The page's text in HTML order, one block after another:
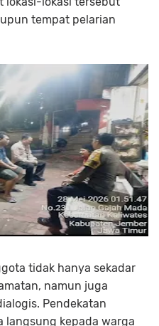
tempat pelarian
tidak hanya sekadar
namun juga
Pendekatan
langsung kepada warga